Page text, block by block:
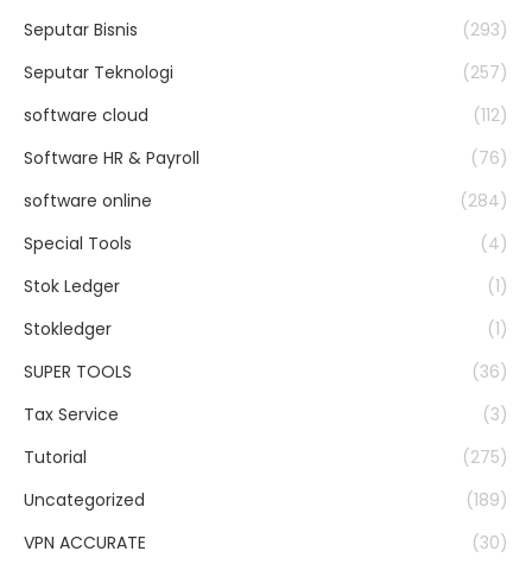
Seputar Bisnis
(293)
Seputar Teknologi
(257)
software cloud
(112)
Software HR & Payroll
(76)
software online
(284)
Special Tools
(4)
Stok Ledger
(1)
Stokledger
(1)
SUPER TOOLS
(36)
Tax Service
(3)
Tutorial
(275)
Uncategorized
(189)
VPN ACCURATE
(30)